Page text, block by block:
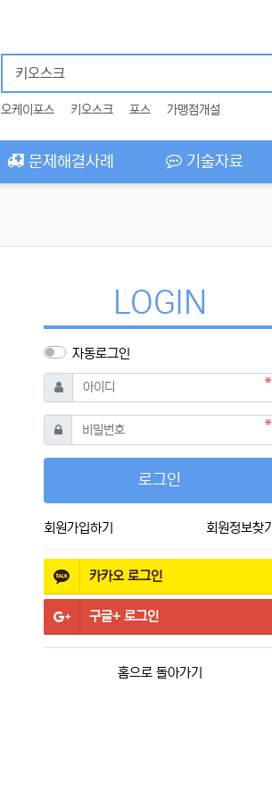
오케이포스 키오스크 포스 가맹점개설
문제해결사례 기술자료
LOGIN
자동로그인
아이디
필수
비밀번호필수
로그인
회원가입하기 회원정보찾기
카카오로그인
구글+ 로그인
홈으로 돌아가기